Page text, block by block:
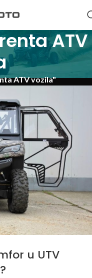
ATV
ATV vozila"
u UTV